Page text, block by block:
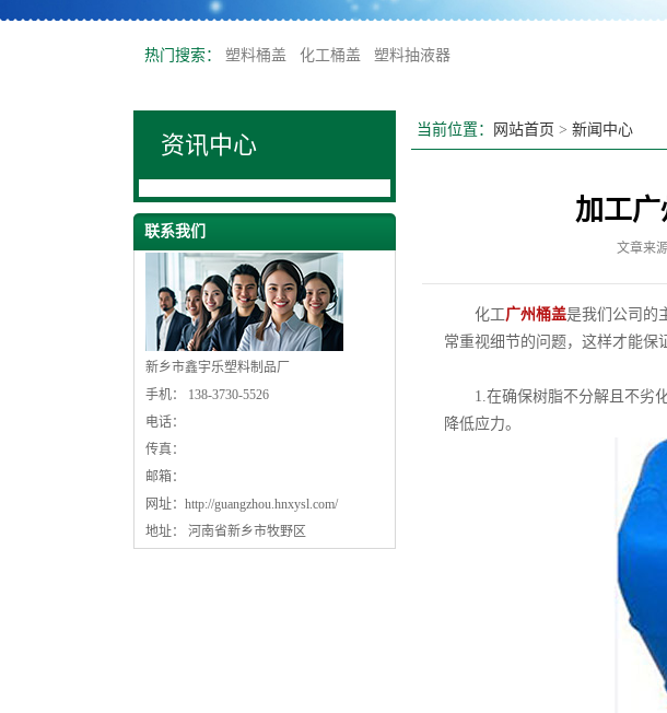
热门搜索： 塑料桶盖 化工桶盖 塑料抽液器
资讯中心
联系我们
新乡市鑫宇乐塑料制品厂
手机： 138-3730-5526
电话：
传真：
邮箱：
网址： http://guangzhou.hnxysl.com/
地址： 河南省新乡市牧野区
当前位置： 网站首页 > 新闻中心
加工广
文章来源
化工广州桶盖是我们公司的
常重视细节的问题，这样才能保
1.在确保树脂不分解且不劣化
降低应力。